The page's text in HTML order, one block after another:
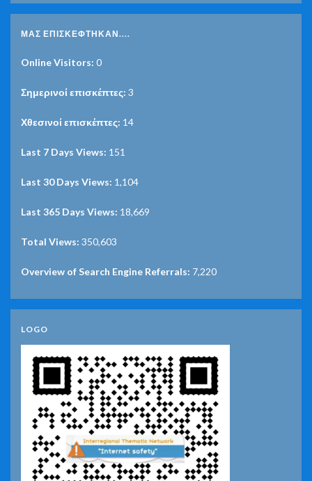
ΜΑΣ ΕΠΙΣΚΈΦΤΗΚΑΝ....
Online Visitors: 0
Σημερινοί επισκέπτες: 3
Χθεσινοί επισκέπτες: 14
Last 7 Days Views: 151
Last 30 Days Views: 1,104
Last 365 Days Views: 18,669
Total Views: 350,603
Overview of Search Engine Referrals: 7,220
LOGO